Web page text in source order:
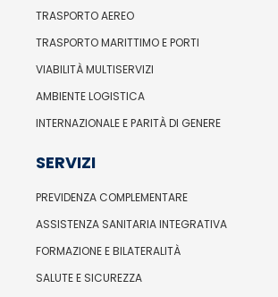
TRASPORTO AEREO
TRASPORTO MARITTIMO E PORTI
VIABILITÀ MULTISERVIZI
AMBIENTE LOGISTICA
INTERNAZIONALE E PARITÀ DI GENERE
SERVIZI
PREVIDENZA COMPLEMENTARE
ASSISTENZA SANITARIA INTEGRATIVA
FORMAZIONE E BILATERALITÀ
SALUTE E SICUREZZA